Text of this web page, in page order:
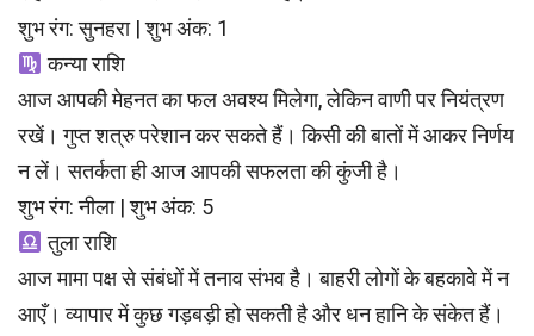
शुभ रंग: सुनहरा | शुभ अंक: 1
कन्या राशि
आज आपकी मेहनत का फल अवश्य मिलेगा, लेकिन वाणी पर नियंत्रण
रखें। गुप्त शत्रु परेशान कर सकते हैं। किसी की बातों में आकर निर्णय
न लें। सतर्कता ही आज आपकी सफलता की कुंजी है।
शुभ रंग: नीला | शुभ अंक: 5
तुला राशि
आज मामा पक्ष से संबंधों में तनाव संभव है। बाहरी लोगों के बहकावे में न
आएँ। व्यापार में कुछ गड़बड़ी हो सकती है और धन हानि के संकेत हैं।